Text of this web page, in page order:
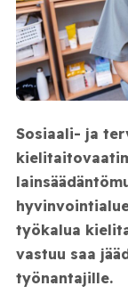
Sosiaali- ja
työkalua
vastuu saa
työnantajille.